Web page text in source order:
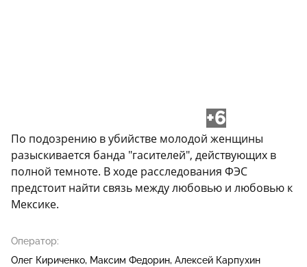
+6
По подозрению в убийстве молодой женщины
разыскивается банда "гасителей", действующих в
полной темноте. В ходе расследования ФЭС
предстоит найти связь между любовью и любовью к
Мексике.
Оператор:
Олег Кириченко Максим Федорин Алексей Карпухин